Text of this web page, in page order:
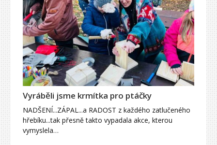
Vyráběli jsme krmítka pro ptáčky
NADŠENÍ...ZÁPAL...a RADOST z každého zatlučeného
hřebíku...tak přesně takto vypadala akce, kterou
vymyslela…